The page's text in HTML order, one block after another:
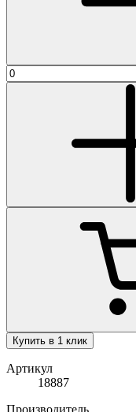
Купить в 1 клик
Артикул
18887
Производитель